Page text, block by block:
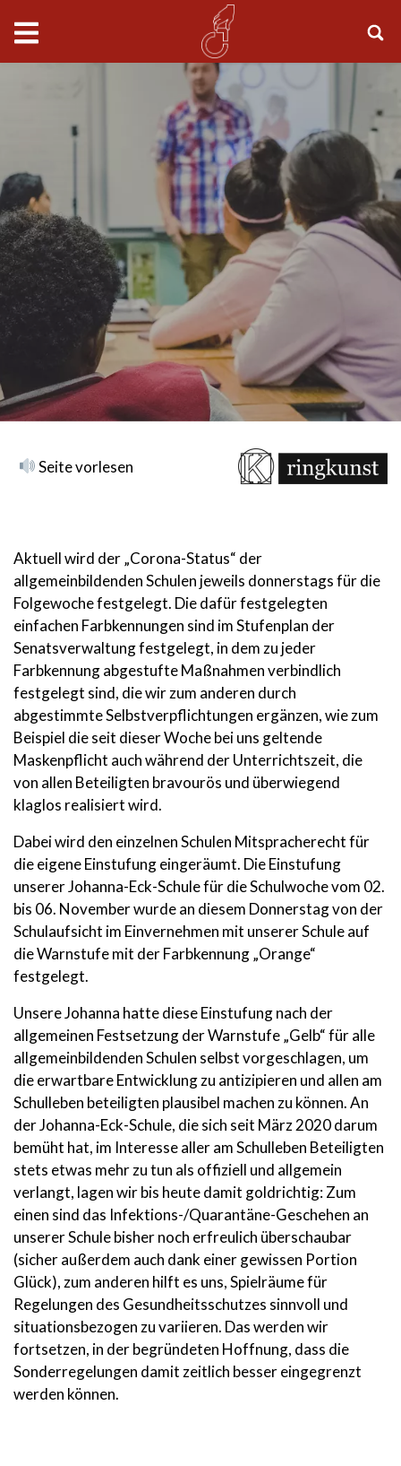
Seite vorlesen
Aktuell wird der „Corona-Status“ der
allgemeinbildenden Schulen jeweils donnerstags für die
Folgewoche festgelegt. Die dafür festgelegten
einfachen Farbkennungen sind im Stufenplan der
Senatsverwaltung festgelegt, in dem zu jeder
Farbkennung abgestufte Maßnahmen verbindlich
festgelegt sind, die wir zum anderen durch
abgestimmte Selbstverpflichtungen ergänzen, wie zum
Beispiel die seit dieser Woche bei uns geltende
Maskenpflicht auch während der Unterrichtszeit, die
von allen Beteiligten bravourös und überwiegend
klaglos realisiert wird.
Dabei wird den einzelnen Schulen Mitspracherecht für
die eigene Einstufung eingeräumt. Die Einstufung
unserer Johanna-Eck-Schule für die Schulwoche vom 02.
bis 06. November wurde an diesem Donnerstag von der
Schulaufsicht im Einvernehmen mit unserer Schule auf
die Warnstufe mit der Farbkennung „Orange“
festgelegt.
Unsere Johanna hatte diese Einstufung nach der
allgemeinen Festsetzung der Warnstufe „Gelb“ für alle
allgemeinbildenden Schulen selbst vorgeschlagen, um
die erwartbare Entwicklung zu antizipieren und allen am
Schulleben beteiligten plausibel machen zu können. An
der Johanna-Eck-Schule, die sich seit März 2020 darum
bemüht hat, im Interesse aller am Schulleben Beteiligten
stets etwas mehr zu tun als offiziell und allgemein
verlangt, lagen wir bis heute damit goldrichtig: Zum
einen sind das Infektions-/Quarantäne-Geschehen an
unserer Schule bisher noch erfreulich überschaubar
(sicher außerdem auch dank einer gewissen Portion
Glück), zum anderen hilft es uns, Spielräume für
Regelungen des Gesundheitsschutzes sinnvoll und
situationsbezogen zu variieren. Das werden wir
fortsetzen, in der begründeten Hoffnung, dass die
Sonderregelungen damit zeitlich besser eingegrenzt
werden können.